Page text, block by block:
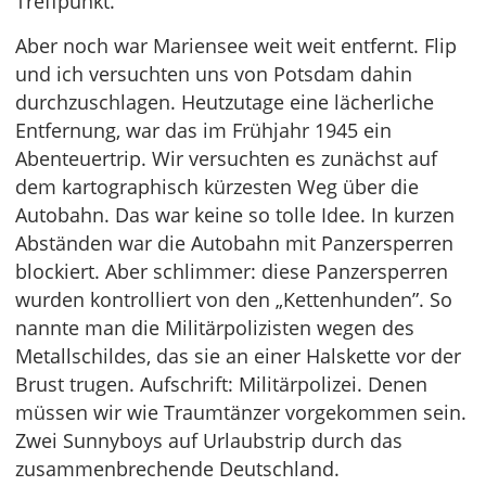
Aber noch war Mariensee weit weit entfernt. Flip
und ich versuchten uns von Potsdam dahin
durchzuschlagen. Heutzutage eine lächerliche
Entfernung, war das im Frühjahr 1945 ein
Abenteuertrip. Wir versuchten es zunächst auf
dem kartographisch kürzesten Weg über die
Autobahn. Das war keine so tolle Idee. In kurzen
Abständen war die Autobahn mit Panzersperren
blockiert. Aber schlimmer: diese Panzersperren
wurden kontrolliert von den „Kettenhunden”. So
nannte man die Militärpolizisten wegen des
Metallschildes, das sie an einer Halskette vor der
Brust trugen. Aufschrift: Militärpolizei. Denen
müssen wir wie Traumtänzer vorgekommen sein.
Zwei Sunnyboys auf Urlaubstrip durch das
zusammenbrechende Deutschland.